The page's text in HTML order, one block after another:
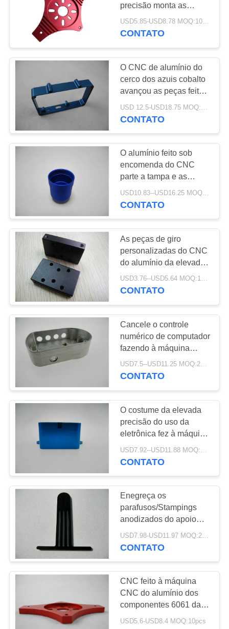
CONTACTE-
PEÇA
CITAÇÕES
DO
PRIVACY
Fibra Pólo
telescópico do
carbono
Tubo esbaforido da
fibra do carbono do
15
Placa do composto
da fibra do carbono
Fibra Rod do
carbono
22
pólos da fibra de
vidro
peças de alumínio
CNC
31
precisão monta as
peças fazendo à
máquina do metal
USD5.85-USD8.78 MOQ:10pcs
CONTATO
O CNC de alumínio do
cerco dos azuis cobalto
avançou as peças feitas
à máquina CNC do
equipamento
CONTATO
O alumínio feito sob
encomenda do CNC
parte a tampa e as
braçadeiras do cerco de
Alu para o automóvel
USD10.83--USD16.25 MOQ:50pcs
CONTATO
As peças de giro
personalizadas do CNC
do alumínio da elevada
precisão apoiam o cobre
de bronze de bronze
USD3.76--USD5.64 MOQ:10pcs
CONTATO
Cancele o controle
numérico de computador
fazendo à máquina
anodizado do NC das
peças do metal de
USD7.5--USD11.25 MOQ:20pcs
CONTATO
O costume da elevada
precisão do uso da
eletrônica fez à máquina
as peças/componentes
de alumínio
CONTATO
Enegreça os
parafusos/Stampings
anodizados do apoio
das peças OEM&ODM
do alumínio do
USD7.98-USD11.97 MOQ:20pcs
CONTATO
CNC feito à máquina
CNC do alumínio dos
componentes 6061 da
precisão que faz à
USD5.6-USD8.4 MOQ:10pcs